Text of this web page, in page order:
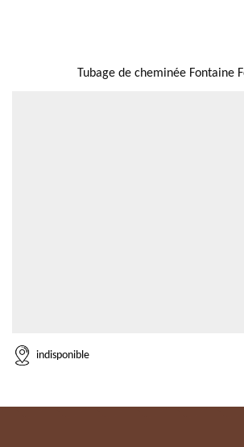
Tubage de cheminée Fontaine
indisponible